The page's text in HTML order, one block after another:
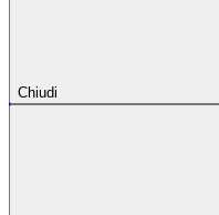
Chiudi